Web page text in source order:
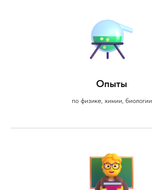
Опыты
по физике, химии, биологии